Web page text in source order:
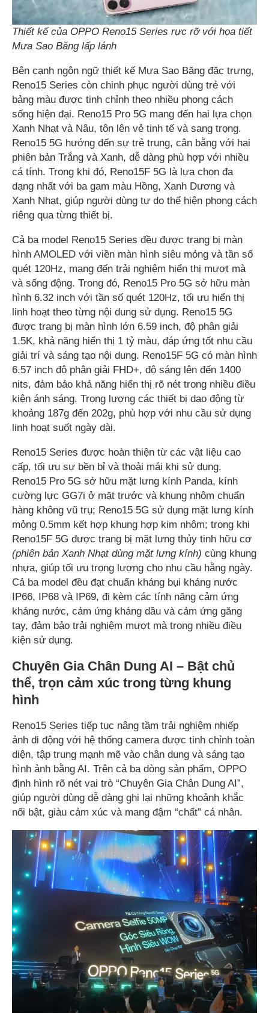
Thiết kế của OPPO Reno15 Series rực rỡ với họa tiết
Mưa Sao Băng lấp lánh
Bên cạnh ngôn ngữ thiết kế Mưa Sao Băng đặc trưng,
Reno15 Series còn chinh phục người dùng trẻ với
bảng màu được tinh chỉnh theo nhiều phong cách
sống hiện đại. Reno15 Pro 5G mang đến hai lựa chọn
Xanh Nhạt và Nâu, tôn lên vẻ tinh tế và sang trọng.
Reno15 5G hướng đến sự trẻ trung, cân bằng với hai
phiên bản Trắng và Xanh, dễ dàng phù hợp với nhiều
cá tính. Trong khi đó, Reno15F 5G là lựa chọn đa
dạng nhất với ba gam màu Hồng, Xanh Dương và
Xanh Nhạt, giúp người dùng tự do thể hiện phong cách
riêng qua từng thiết bị.
Cả ba model Reno15 Series đều được trang bị màn
hình AMOLED với viền màn hình siêu mỏng và tần số
quét 120Hz, mang đến trải nghiệm hiển thị mượt mà
và sống động. Trong đó, Reno15 Pro 5G sở hữu màn
hình 6.32 inch với tần số quét 120Hz, tối ưu hiển thị
linh hoạt theo từng nội dung sử dụng. Reno15 5G
được trang bị màn hình lớn 6.59 inch, độ phân giải
1.5K, khả năng hiển thị 1 tỷ màu, đáp ứng tốt nhu cầu
giải trí và sáng tạo nội dung. Reno15F 5G có màn hình
6.57 inch độ phân giải FHD+, độ sáng lên đến 1400
nits, đảm bảo khả năng hiển thị rõ nét trong nhiều điều
kiện ánh sáng. Trọng lượng các thiết bị dao động từ
khoảng 187g đến 202g, phù hợp với nhu cầu sử dụng
linh hoạt suốt ngày dài.
Reno15 Series được hoàn thiện từ các vật liệu cao
cấp, tối ưu sự bền bỉ và thoải mái khi sử dụng.
Reno15 Pro 5G sở hữu mặt lưng kính Panda, kính
cường lực GG7i ở mặt trước và khung nhôm chuẩn
hàng không vũ trụ; Reno15 5G sử dụng mặt lưng kính
mỏng 0.5mm kết hợp khung hợp kim nhôm; trong khi
Reno15F 5G được trang bị mặt lưng thủy tinh hữu cơ
(phiên bản Xanh Nhạt dùng mặt lưng kính) cùng khung
nhựa, giúp tối ưu trọng lượng cho nhu cầu hằng ngày.
Cả ba model đều đạt chuẩn kháng bụi kháng nước
IP66, IP68 và IP69, đi kèm các tính năng cảm ứng
kháng nước, cảm ứng kháng dầu và cảm ứng găng
tay, đảm bảo trải nghiệm mượt mà trong nhiều điều
kiện sử dụng.
Chuyên Gia Chân Dung AI – Bật chủ
thể, trọn cảm xúc trong từng khung
hình
Reno15 Series tiếp tục nâng tầm trải nghiệm nhiếp
ảnh di động với hệ thống camera được tinh chỉnh toàn
diện, tập trung mạnh mẽ vào chân dung và sáng tạo
hình ảnh bằng AI. Trên cả ba dòng sản phẩm, OPPO
định hình rõ nét vai trò “Chuyên Gia Chân Dung AI”,
giúp người dùng dễ dàng ghi lại những khoảnh khắc
nổi bật, giàu cảm xúc và mang đậm “chất” cá nhân.